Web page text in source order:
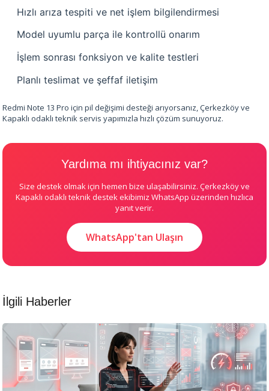
Hızlı arıza tespiti ve net işlem bilgilendirmesi
Model uyumlu parça ile kontrollü onarım
İşlem sonrası fonksiyon ve kalite testleri
Planlı teslimat ve şeffaf iletişim
Redmi Note 13 Pro için pil değişimi desteği arıyorsanız, Çerkezköy ve
Kapaklı odaklı teknik servis yapımızla hızlı çözüm sunuyoruz.
Yardıma mı ihtiyacınız var?
Size destek olmak için hemen bize ulaşabilirsiniz. Çerkezköy ve
Kapaklı odaklı teknik destek ekibimiz WhatsApp üzerinden hızlıca
yanıt verir.
WhatsApp'tan Ulaşın
İlgili Haberler